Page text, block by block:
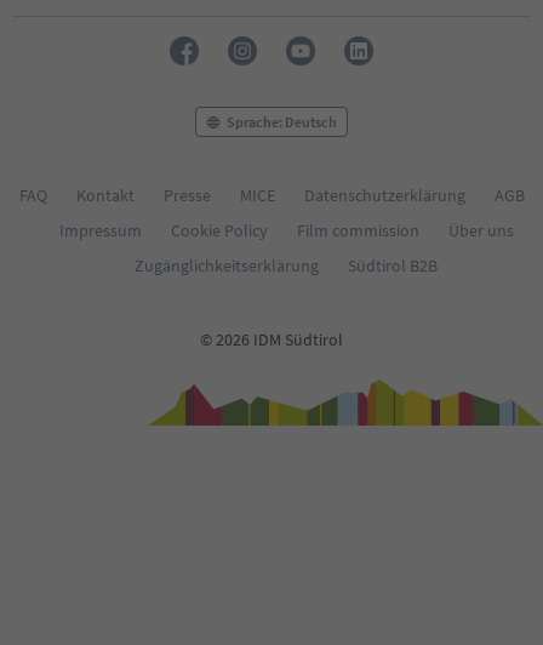
Sprache: Deutsch
FAQ Kontakt Presse MICE Datenschutzerklärung
AGB
Impressum
Cookie Policy Film commission
Über uns
Zugänglichkeitserklärung
Südtirol B2B
© 2026 IDM Südtirol